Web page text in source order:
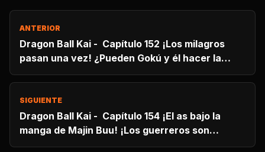
ANTERIOR
Dragon Ball Kai - Capítulo 152 ¡Los milagros
pasan una vez! ¿Pueden Gokú y él hacer la
máxima combinación?
SIGUIENTE
Dragon Ball Kai - Capítulo 154 ¡El as bajo la
manga de Majin Buu! ¡Los guerreros son
absorbidos!